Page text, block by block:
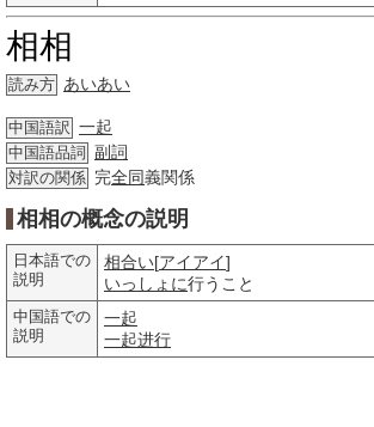
相相
読み方 あいあい
中国語訳 一起
中国語品詞 副詞
対訳の関係 完全同義関係
相相の概念の説明
日本語での
説明
相合い[アイアイ]
いっしょに行うこと
中国語での
説明
一起
一起进行